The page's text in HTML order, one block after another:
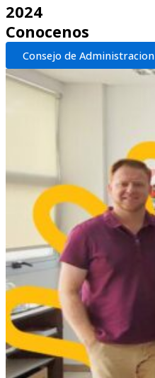
2024
Conocenos
Consejo de Administracion